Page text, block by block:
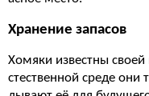
Хранение запасов
Хомяки известны
стественной среде они